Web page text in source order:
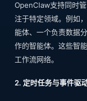
OpenClaw支持同时
注于特定领域。例如
能体、一个负责数据
作的智能体。这些智
工作流网络。
2. 定时任务与事件驱